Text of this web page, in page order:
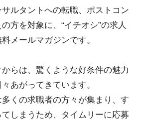
ルタントへの転職、ポストコン
方を対象に、 “イチオシ”の求人
メールマガジンです。
らは、驚くような好条件の魅力
あがってきています。
くの求職者の方々が集まり、す
しまうため、タイムリーに応募